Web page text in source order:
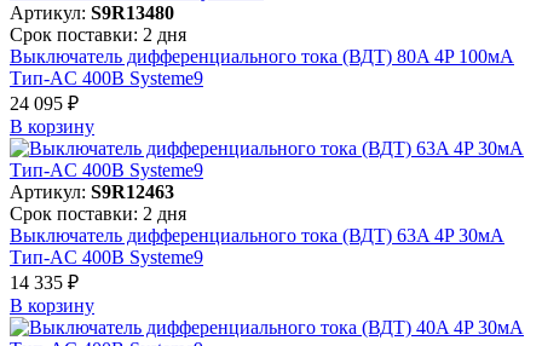
Артикул: S9R13480
Срок поставки: 2 дня
Выключатель дифференциального тока (ВДТ) 80A 4P 100мА
Тип-AC 400В Systeme9
24 095 ₽
В корзинy
Артикул: S9R12463
Срок поставки: 2 дня
Выключатель дифференциального тока (ВДТ) 63A 4P 30мА
Тип-AC 400В Systeme9
14 335 ₽
В корзинy